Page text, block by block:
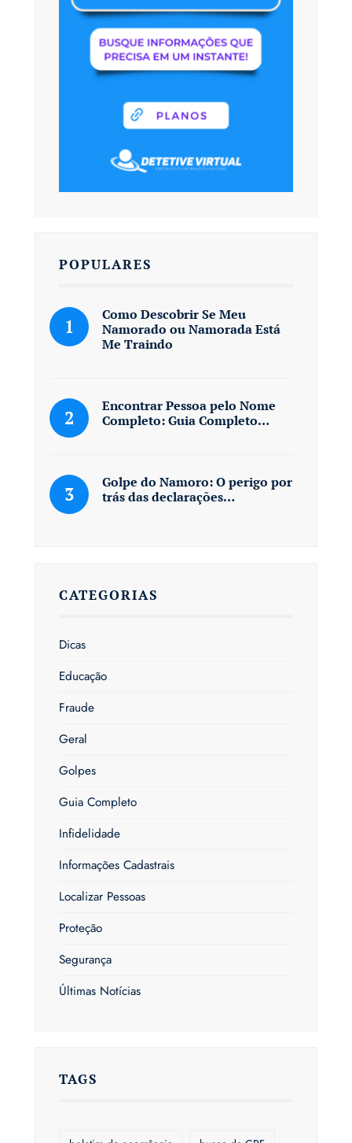
POPULARES
Como Descobrir Se Meu
Namorado ou Namorada Está
Me Traindo
Encontrar Pessoa pelo Nome
Completo: Guia Completo…
Golpe do Namoro: O perigo por
trás das declarações…
CATEGORIAS
Dicas
Educação
Fraude
Geral
Golpes
Guia Completo
Infidelidade
Informações Cadastrais
Localizar Pessoas
Proteção
Segurança
Últimas Notícias
TAGS